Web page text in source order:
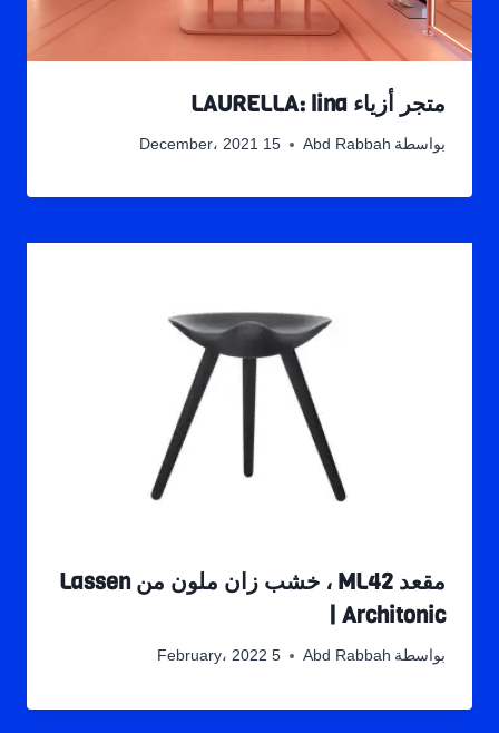
متجر أزياء LAURELLA: lina
بواسطة Abd Rabbah 15 December، 2021
مقعد ML42 ، خشب زان ملون من Lassen
| Architonic
بواسطة Abd Rabbah 5 February، 2022